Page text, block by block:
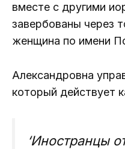
вместе с другими
завербованы через
женщина по имени
Александровна
который действует
‘Иностранцы